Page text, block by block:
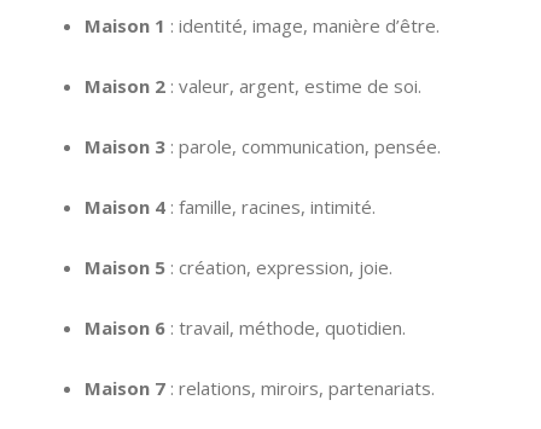
Maison 1 : identité, image, manière d’être.
Maison 2 : valeur, argent, estime de soi.
Maison 3 : parole, communication, pensée.
Maison 4 : famille, racines, intimité.
Maison 5 : création, expression, joie.
Maison 6 : travail, méthode, quotidien.
Maison 7 : relations, miroirs, partenariats.